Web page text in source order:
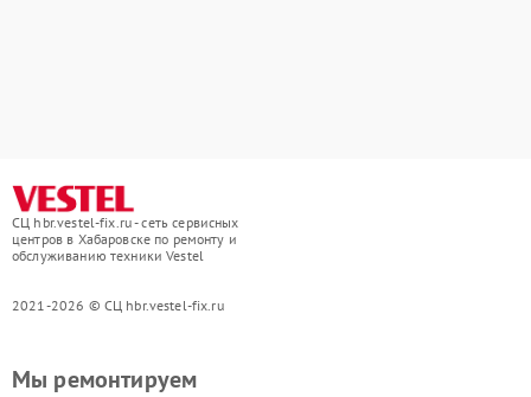
СЦ hbr.vestel-fix.ru - сеть сервисных
центров в Хабаровске по ремонту и
обслуживанию техники Vestel
2021-2026 © СЦ hbr.vestel-fix.ru
Мы ремонтируем